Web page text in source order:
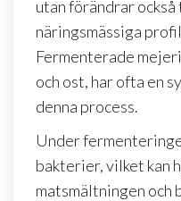
utan förändrar också
näringsmässiga
Fermenterade
och ost, har ofta en
denna process.
Under
bakterier, vilket kan
matsmältningen och